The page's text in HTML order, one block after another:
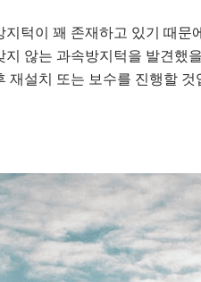
턱이 꽤 존재하고 있기 때문
않는 과속방지턱을 발견했
재설치 또는 보수를 진행할 것